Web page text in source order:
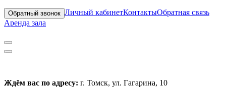
Обратный звонок Личный кабинетКонтактыОбратная связь
Аренда зала
Ждём вас по адресу: г. Томск, ул. Гагарина, 10